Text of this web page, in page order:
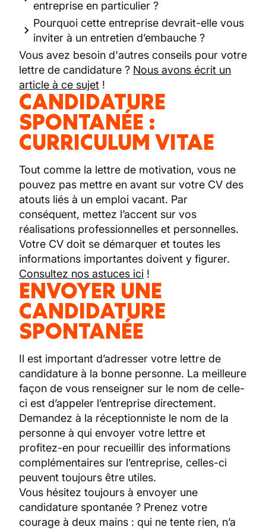
entreprise en particulier ?
Pourquoi cette entreprise devrait-elle vous
inviter à un entretien d’embauche ?
Vous avez besoin d'autres conseils pour votre
lettre de candidature ? Nous avons écrit un
article à ce sujet !
CANDIDATURE
SPONTANÉE :
CURRICULUM VITAE
Tout comme la lettre de motivation, vous ne
pouvez pas mettre en avant sur votre CV des
atouts liés à un emploi vacant. Par
conséquent, mettez l’accent sur vos
réalisations professionnelles et personnelles.
Votre CV doit se démarquer et toutes les
informations importantes doivent y figurer.
Consultez nos astuces ici !
ENVOYER UNE
CANDIDATURE
SPONTANÉE
Il est important d’adresser votre lettre de
candidature à la bonne personne. La meilleure
façon de vous renseigner sur le nom de celle-
ci est d’appeler l’entreprise directement.
Demandez à la réceptionniste le nom de la
personne à qui envoyer votre lettre et
profitez-en pour recueillir des informations
complémentaires sur l’entreprise, celles-ci
peuvent toujours être utiles.
Vous hésitez toujours à envoyer une
candidature spontanée ? Prenez votre
courage à deux mains : qui ne tente rien, n’a